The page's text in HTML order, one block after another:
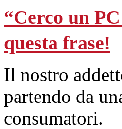
“Cerco un
questa frase!
Il nostro
partendo da
consumatori.